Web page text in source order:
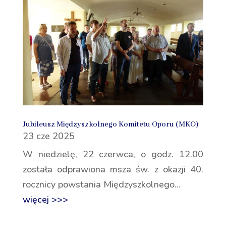
Jubileusz Międzyszkolnego Komitetu Oporu (MKO)
23 cze 2025
W niedzielę, 22 czerwca, o godz. 12.00
została odprawiona msza św. z okazji 40.
rocznicy powstania Międzyszkolnego...
więcej >>>